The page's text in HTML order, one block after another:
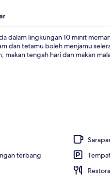
dalam lingkungan 10 minit
dan tetamu boleh menjamu
makan tengah hari dan makan
terbang